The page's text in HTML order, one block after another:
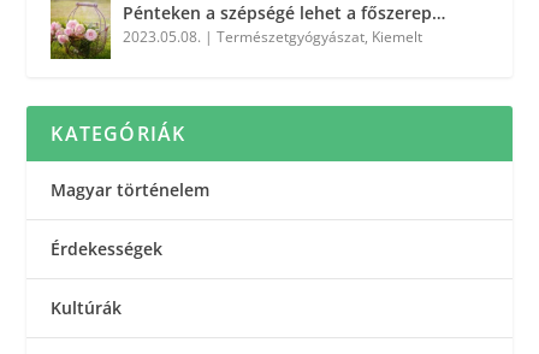
Pénteken a szépségé lehet a főszerep…
2023.05.08. |Természetgyógyászat, Kiemelt
KATEGÓRIÁK
Magyar történelem
Érdekességek
Kultúrák